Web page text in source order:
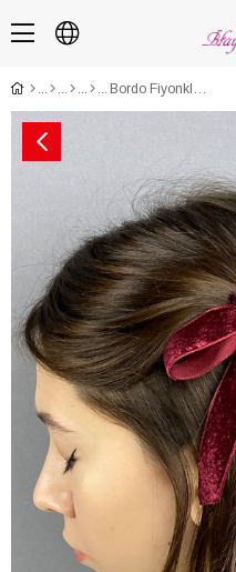
Bordo Fiyonklu Kadife Kurdeleli Saç Tokası